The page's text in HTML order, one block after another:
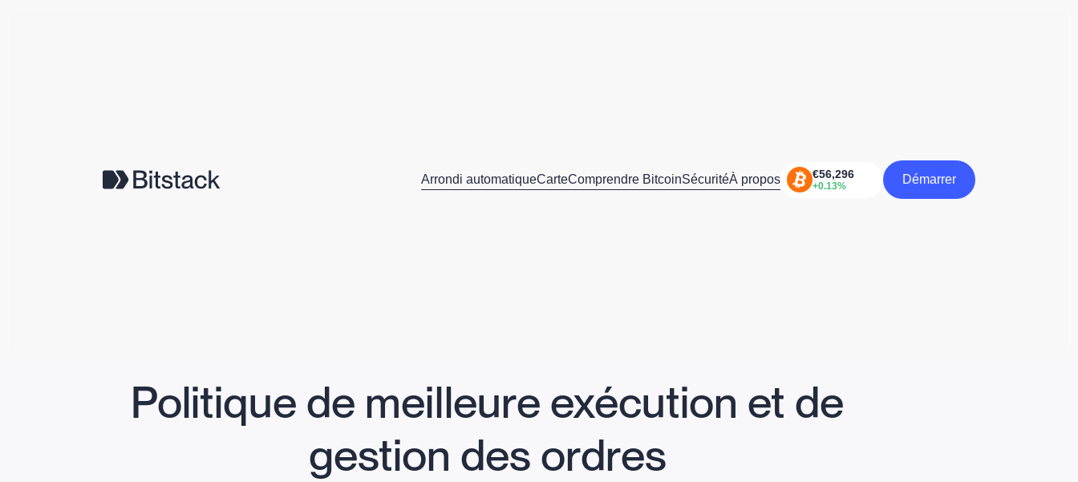
Arrondi automatiqueCarteComprendre BitcoinSécuritéÀ propos
Démarrer
Démarrer
Politique de meilleure exécution et de
gestion des ordres